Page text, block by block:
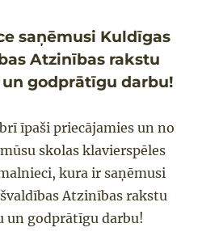
saņēmusi Kuldīgas
Atzinības rakstu
godprātīgu darbu!
īpaši priecājamies un no
skolas klavierspēles
kura ir saņēmusi
Atzinības rakstu
un godprātīgu darbu!